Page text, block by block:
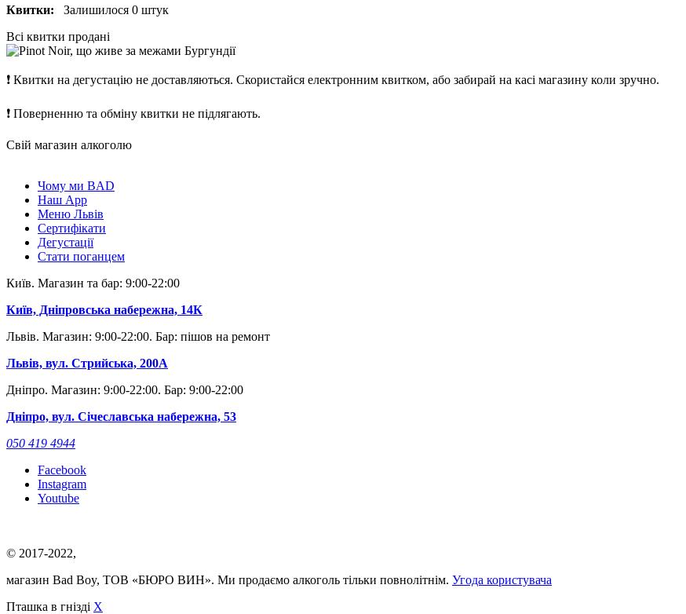
Квитки: Залишилося 0 штук
Всі квитки продані
❗ Квитки на дегустацію не доставляються. Скористайся електронним квитком, або забирай на касі магазину коли зручно.
❗ Поверненню та обміну квитки не підлягають.
Свій магазин алкоголю
Чому ми BAD
Наш App
Меню Львів
Сертифікати
Дегустації
Стати поганцем
Київ. Магазин та бар: 9:00-22:00
Київ, Дніпровська набережна, 14К
Львів. Магазин: 9:00-22:00. Бар: пішов на ремонт
Львів, вул. Стрийська, 200А
Дніпро. Магазин: 9:00-22:00. Бар: 9:00-22:00
Дніпро, вул. Січеславська набережна, 53
050 419 4944
Facebook
Instagram
Youtube
© 2017-2022,
магазин Bad Boy, ТОВ «БЮРО ВИН». Ми продаємо алкоголь тільки повнолітнім. Угода користувача
Пташка в гнізді X